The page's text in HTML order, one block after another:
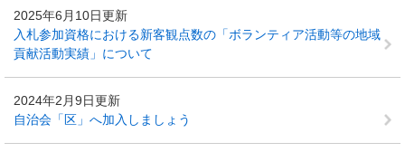
2025年6月10日更新
入札参加資格における新客観点数の「ボランティア活動等の地域
貢献活動実績」について
2024年2月9日更新
自治会「区」へ加入しましょう